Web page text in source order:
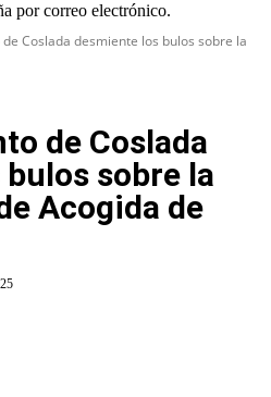
por correo electrónico.
Coslada desmiente los bulos sobre la
de Coslada
sobre la
Acogida de